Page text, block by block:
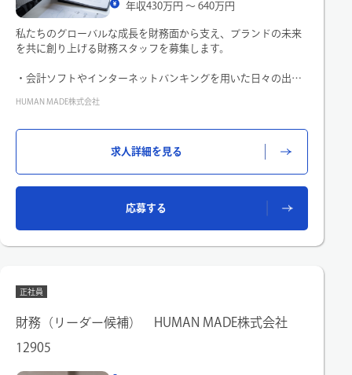
年収430万円 〜 640万円
私たちのグローバルな成長を財務面から支え、ブランドの未来
を共に創り上げる財務スタッフを募集します。
・会計ソフトやインターネットバンキングを用いた日々の出納
・日々の資金繰り計画の管理
・経理部門との情報共有、連携
HUMAN MADE株式会社
求人詳細を見る
応募する
正社員
財務（リーダー候補） HUMAN MADE株式会社
12905